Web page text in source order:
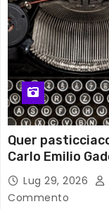
Quer
Carlo Emilio
Lug 29, 2026
Commento